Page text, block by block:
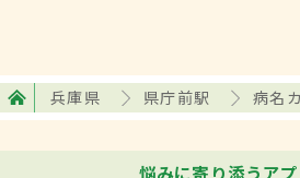
兵庫県 県庁前駅 病名
悩みに寄り添うア